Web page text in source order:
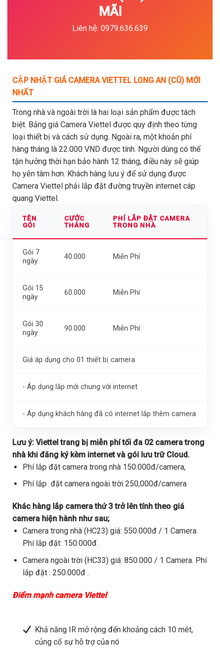
MÃI
Liên hệ: 0979.636.639
CẬP NHẬT GIÁ CAMERA VIETTEL LONG AN (CŨ) MỚI
NHẤT
Trong nhà và ngoài trời là hai loại sản phẩm được tách
biệt. Bảng giá Camera Viettel được quy định theo từng
loại thiết bị và cách sử dụng. Ngoài ra, một khoản phí
hàng tháng là 22.000 VND được tính. Người dùng có thể
tận hưởng thời hạn bảo hành 12 tháng, điều này sẽ giúp
họ yên tâm hơn. Khách hàng lưu ý để sử dụng được
Camera Viettel phải lắp đặt đường truyền internet cáp
quang Viettel.
TÊN
GÓI
CƯỚC
THÁNG
PHÍ LẮP ĐẶT CAMERA
TRONG NHÀ
Gói 7
ngày
40.000 Miễn Phí
Gói 15
ngày
60.000 Miễn Phí
Gói 30
ngày
90.000 Miễn Phí
Giá áp dụng cho 01 thiết bị camera
- Áp dụng lắp mới chung với internet
- Áp dụng khách hàng đã có internet lắp thêm camera
Lưu ý: Viettel trang bị miễn phí tối đa 02 camera trong
nhà khi đăng ký kèm internet và gói lưu trữ Cloud.
Phí lắp đặt camera trong nhà 150.000đ/camera,
Phí lắp đặt camera ngoài trời 250,000đ/camera
Khác hàng lắp camera thứ 3 trở lên tính theo giá
camera hiện hành như sau;
Camera trong nhà (HC23) giá: 550.000đ / 1 Camera.
Phí lắp đặt: 150.000đ.
Camera ngoài trời (HC33) giá: 850.000 / 1 Camera. Phí
lắp đặt : 250.000đ .
Điểm mạnh camera Viettel
Khả năng IR mở rộng đến khoảng cách 10 mét,
củng cố sự hỗ trợ của nó